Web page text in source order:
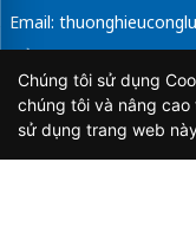
Email:
Tổng Biên Tập: Vũ Đức
Giấy phép hoạt động
Thông tin và Truyền
Chúng tôi sử dụng
chúng tôi và nâng
sử dụng trang web